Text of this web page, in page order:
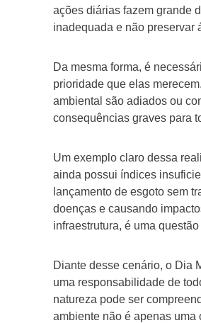
ações diárias fazem grande
inadequada e não preservar
Da mesma forma, é
prioridade que elas
ambiental são adiados ou
consequências graves para
Um exemplo claro dessa
ainda possui índices
lançamento de esgoto sem
doenças e causando
infraestrutura, é uma
Diante desse cenário, o Dia
uma responsabilidade de
natureza pode ser
ambiente não é apenas uma